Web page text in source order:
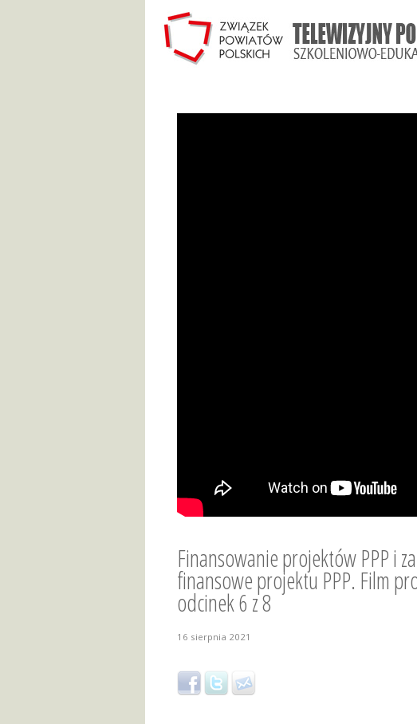
Finansowanie projektów PPP i
finansowe projektu PPP. Film
odcinek 6 z 8
16 sierpnia 2021